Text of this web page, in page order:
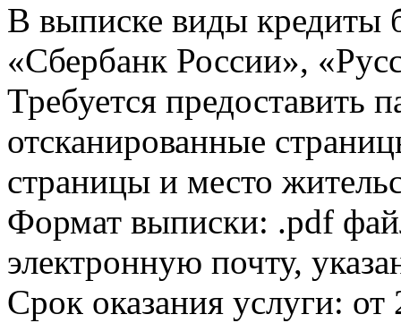
В выписке виды кредиты
«Сбербанк России»,
Требуется предоставить
отсканированные
страницы и место
Формат выписки: .pdf
электронную почту,
Срок оказания услуги: от